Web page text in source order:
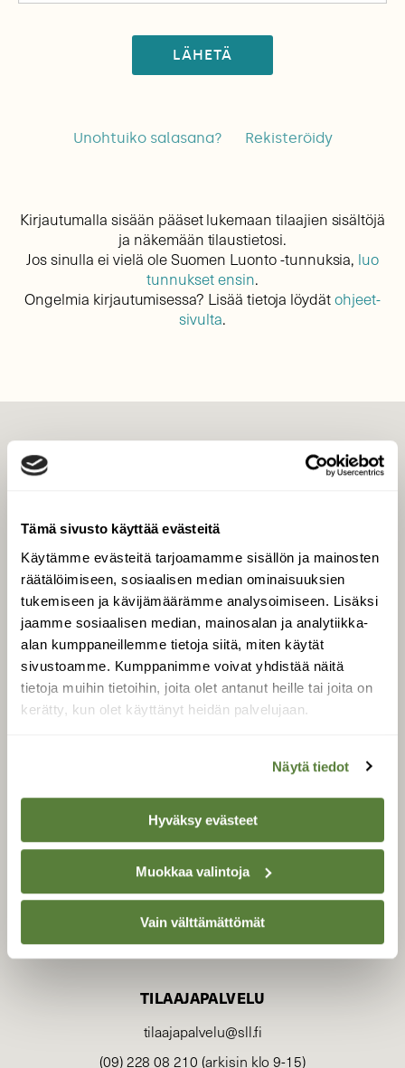
Tämä sivusto käyttää evästeitä
Käytämme evästeitä tarjoamamme sisällön ja mainosten
räätälöimiseen, sosiaalisen median ominaisuuksien
tukemiseen ja kävijämäärämme analysoimiseen. Lisäksi
jaamme sosiaalisen median, mainosalan ja analytiikka-
alan kumppaneillemme tietoja siitä, miten käytät
sivustoamme. Kumppanimme voivat yhdistää näitä
tietoja muihin tietoihin, joita olet antanut heille tai joita on
kerätty, kun olet käyttänyt heidän palvelujaan.
Näytä tiedot
Hyväksy evästeet
Muokkaa valintoja
Vain välttämättömät
LÄHETÄ
Unohtuiko salasana? Rekisteröidy
Kirjautumalla sisään pääset lukemaan tilaajien sisältöjä
ja näkemään tilaustietosi.
Jos sinulla ei vielä ole Suomen Luonto -tunnuksia, luo
tunnukset ensin.
Ongelmia kirjautumisessa? Lisää tietoja löydätohjeet-
sivulta.
Tilaa digilukuoikeus
Äänestä parasta juttua
Tilaa uutiskirje
SUOMEN LUONNON­
SUOJELU­LIITTO
Suomen Luonto -lehden
luonnonsuojelu­liitto.
TILAAJAPALVELU
tilaajapalvelu@sll.fi
(09) 228 08 210 (arkisin klo 9-15)